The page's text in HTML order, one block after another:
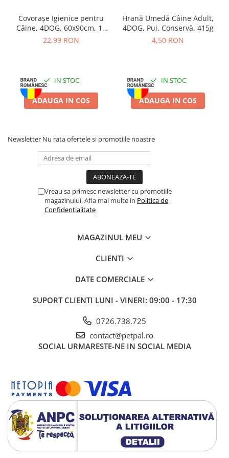
Îngrijire Rozătoare
Accesorii Acvarii
Tratament Apă
Beneficii:organizare eficientă, confort în timpul mesei, estetică
plăcută și curățare facilă.
utiliza atât pentru hrană uscată sau umedă, cât și pentru apă.
Poziționați pe o suprafață plană pentru stabilitate maximă.
Depozitare:A se păstra într-un loc uscat și curat. Evitați
Covorașe Igienice pentru
Câine, 4DOG, 60x90cm, 10
bucăți
22,99 RON
IN STOC
ADAUGA IN COS
Hrană Umedă Câine Adult,
4DOG, Pui, Conservă, 415g
4,50 RON
IN STOC
ADAUGA IN COS
Newsletter Nu rata ofertele si promotiile noastre
Vreau sa primesc newsletter cu promotiile
magazinului. Afla mai multe in Politica de
Confidentialitate
MAGAZINUL MEU
CLIENTI
DATE COMERCIALE
SUPORT CLIENTI LUNI - VINERI: 09:00 - 17:30
0726.738.725
contact@petpal.ro
SOCIAL URMARESTE-NE IN SOCIAL MEDIA